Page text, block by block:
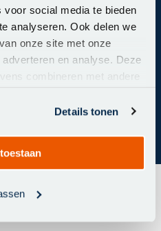
social media te bieden
analyseren. Ook delen we
onze site met onze
en analyse. Deze
combineren met andere
van hun services.
Details tonen
meer!
om op de hoogte te